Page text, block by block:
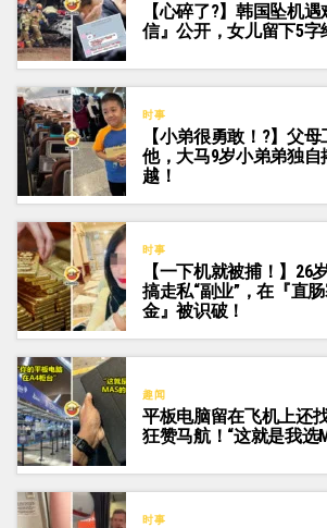
【心碎了?】韩国坠机
信』公开，女儿留下5
时事
【小弟很勇敢！?】父
他，大马9岁小弟弟独
越！
时事
【一下机就被捕！】26
搞走私“副业”，在『直
金』被识破！
趣闻
平板电脑留在飞机上还
狂赞马航！“这就是我选
时事